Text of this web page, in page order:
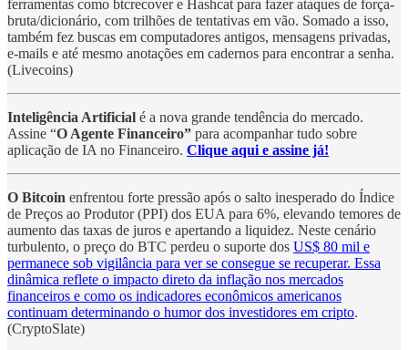
ferramentas como btcrecover e Hashcat para fazer ataques de força-
bruta/dicionário, com trilhões de tentativas em vão. Somado a isso,
também fez buscas em computadores antigos, mensagens privadas,
e-mails e até mesmo anotações em cadernos para encontrar a senha.
(Livecoins)
Inteligência Artificial é a nova grande tendência do mercado.
Assine “O Agente Financeiro” para acompanhar tudo sobre
aplicação de IA no Financeiro. Clique aqui e assine já!
O Bitcoin enfrentou forte pressão após o salto inesperado do Índice
de Preços ao Produtor (PPI) dos EUA para 6%, elevando temores de
aumento das taxas de juros e apertando a liquidez. Neste cenário
turbulento, o preço do BTC perdeu o suporte dos US$ 80 mil e
permanece sob vigilância para ver se consegue se recuperar. Essa
dinâmica reflete o impacto direto da inflação nos mercados
financeiros e como os indicadores econômicos americanos
continuam determinando o humor dos investidores em cripto.
(CryptoSlate)